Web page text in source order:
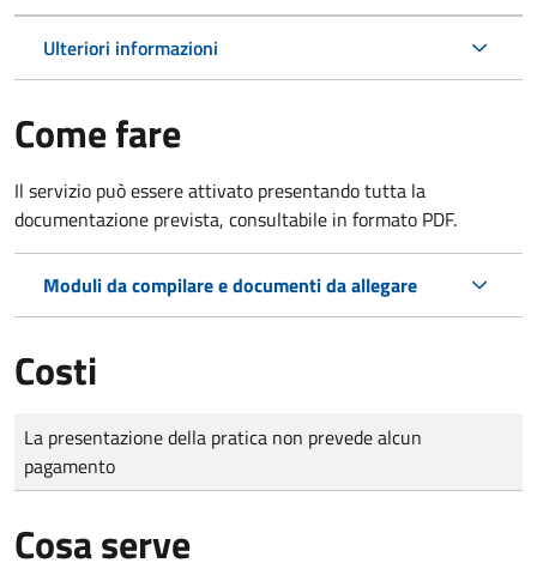
Ulteriori informazioni
Come fare
Il servizio può essere attivato presentando tutta la
documentazione prevista, consultabile in formato PDF.
Moduli da compilare e documenti da allegare
Costi
Tipo di pagamento
Importo
La presentazione della pratica non prevede alcun
pagamento
Cosa serve